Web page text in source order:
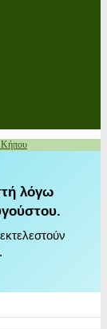
Κήπου
λόγω